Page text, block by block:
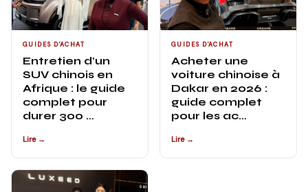
GUIDES D'ACHAT
Entretien d'un
SUV chinois en
Afrique : le guide
complet pour
durer 300 …
Lire →
GUIDES D'ACHAT
Acheter une
voiture chinoise à
Dakar en 2026 :
guide complet
pour les ac…
Lire →